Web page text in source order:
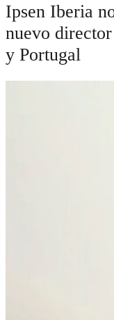
Ipsen Iberia
nuevo
y Portugal